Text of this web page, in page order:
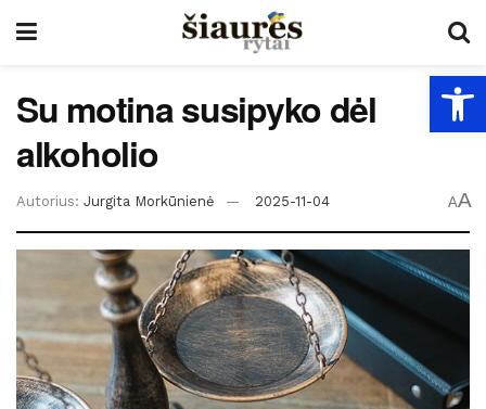
Su motina susipyko dėl
alkoholio
Autorius: Jurgita Morkūnienė 2025-11-04 AA